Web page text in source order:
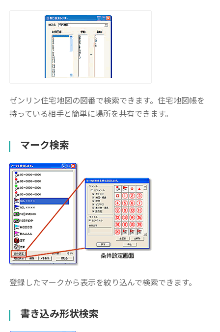
ゼンリン住宅地図の図番で検索できます。住宅地図帳を
持っている相手と簡単に場所を共有できます。
マーク検索
登録したマークから表示を絞り込んで検索できます。
書き込み形状検索